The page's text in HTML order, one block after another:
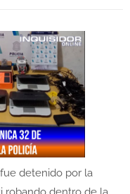
detenido por la